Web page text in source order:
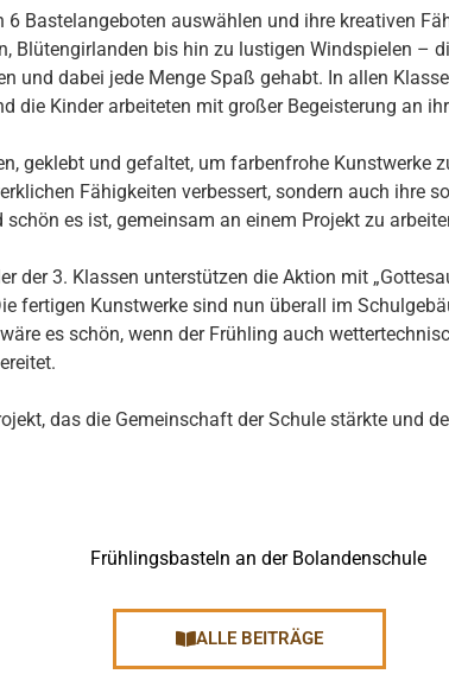
6 Bastelangeboten auswählen und ihre kreativen
Blütengirlanden bis hin zu lustigen Windspielen –
und dabei jede Menge Spaß gehabt. In allen
die Kinder arbeiteten mit großer Begeisterung an
geklebt und gefaltet, um farbenfrohe Kunstwerke
Fähigkeiten verbessert, sondern auch ihre
es ist, gemeinsam an einem Projekt zu
der 3. Klassen unterstützen die Aktion mit
fertigen Kunstwerke sind nun überall im
es schön, wenn der Frühling auch
das die Gemeinschaft der Schule stärkte und
ALLE BEITRÄGE